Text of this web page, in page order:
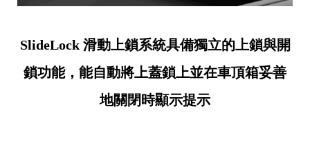
SlideLock 滑動上鎖系統具備獨立的上鎖與開
鎖功能，能自動將上蓋鎖上並在車頂箱妥善
地關閉時顯示提示